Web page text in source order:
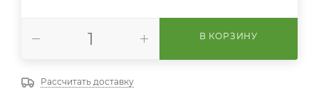
В КОРЗИНУ
Рассчитать доставку